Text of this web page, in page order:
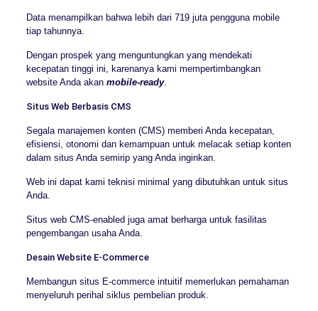
Data menampilkan bahwa lebih dari 719 juta pengguna mobile
tiap tahunnya.
Dengan prospek yang menguntungkan yang mendekati
kecepatan tinggi ini, karenanya kami mempertimbangkan
website Anda akan mobile-ready.
Situs Web Berbasis CMS
Segala manajemen konten (CMS) memberi Anda kecepatan,
efisiensi, otonomi dan kemampuan untuk melacak setiap konten
dalam situs Anda semirip yang Anda inginkan.
Web ini dapat kami teknisi minimal yang dibutuhkan untuk situs
Anda.
Situs web CMS-enabled juga amat berharga untuk fasilitas
pengembangan usaha Anda.
Desain Website E-Commerce
Membangun situs E-commerce intuitif memerlukan pemahaman
menyeluruh perihal siklus pembelian produk.